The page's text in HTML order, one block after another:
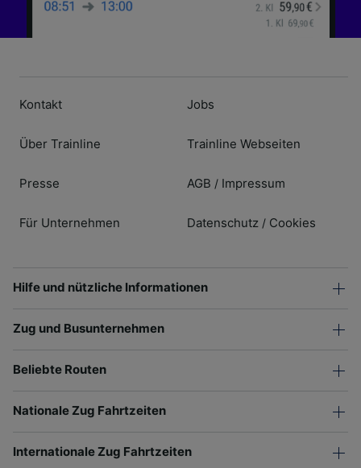
Kontakt
Über Trainline
Presse
Für Unternehmen
Jobs
Trainline Webseiten
AGB / Impressum
Datenschutz / Cookies
Hilfe und nützliche Informationen
Zug und Busunternehmen
Beliebte Routen
Nationale Zug Fahrtzeiten
Internationale Zug Fahrtzeiten